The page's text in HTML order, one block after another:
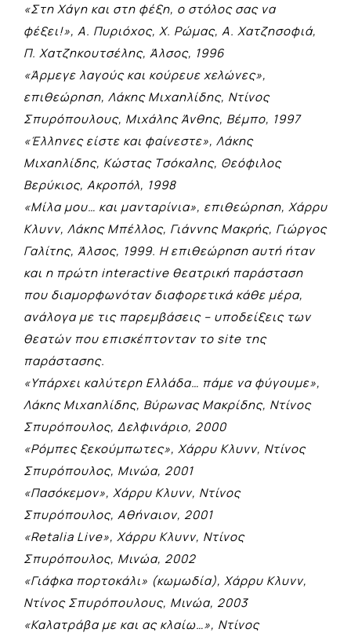
«Στη Χάγη και στη φέξη, ο στόλος σας να
φέξει!», Α. Πυριόχος, Χ. Ρώμας, Α. Χατζησοφιά,
Π. Χατζηκουτσέλης, Άλσος, 1996
«Άρμεγε λαγούς και κούρευε χελώνες»,
επιθεώρηση, Λάκης Mιχαηλίδης, Nτίνος
Σπυρόπουλους, Mιχάλης Άνθης, Βέμπο, 1997
«Έλληνες είστε και φαίνεστε», Λάκης
Mιχαηλίδης, Kώστας Tσόκαλης, Θεόφιλος
Bερύκιος, Ακροπόλ, 1998
«Μίλα μου… και μανταρίνια», επιθεώρηση, Χάρρυ
Κλυνν, Λάκης Μπέλλος, Γιάννης Μακρής, Γιώργος
Γαλίτης, Άλσος, 1999. Η επιθεώρηση αυτή ήταν
και η πρώτη interactive θεατρική παράσταση
που διαμορφωνόταν διαφορετικά κάθε μέρα,
ανάλογα με τις παρεμβάσεις – υποδείξεις των
θεατών που επισκέπτονταν το site της
παράστασης.
«Υπάρχει καλύτερη Ελλάδα… πάμε να φύγουμε»,
Λάκης Mιχαηλίδης, Bύρωνας Mακρίδης, Nτίνος
Σπυρόπουλος, Δελφινάριο, 2000
«Ρόμπες ξεκούμπωτες», Χάρρυ Κλυνν, Ντίνος
Σπυρόπουλος, Μινώα, 2001
«Πασόκεμον», Χάρρυ Κλυνν, Ντίνος
Σπυρόπουλος, Αθήναιον, 2001
«Retalia Live», Χάρρυ Κλυνν, Ντίνος
Σπυρόπουλος, Μινώα, 2002
«Γιάφκα πορτοκάλι» (κωμωδία), Χάρρυ Κλυνν,
Ντίνος Σπυρόπουλους, Μινώα, 2003
«Καλατράβα με και ας κλαίω…», Ντίνος